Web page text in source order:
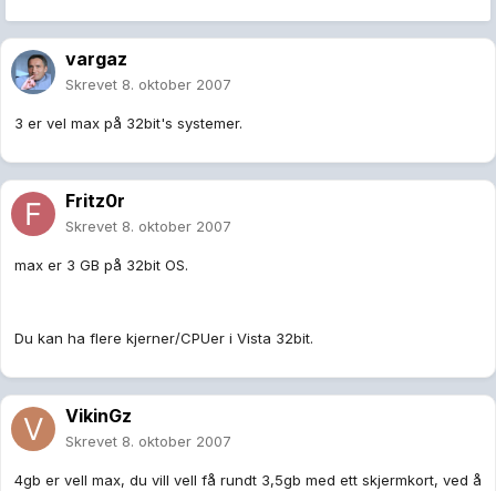
vargaz
Skrevet 8. oktober 2007
3 er vel max på 32bit's systemer.
Fritz0r
Skrevet 8. oktober 2007
max er 3 GB på 32bit OS.
Du kan ha flere kjerner/CPUer i Vista 32bit.
VikinGz
Skrevet 8. oktober 2007
4gb er vell max, du vill vell få rundt 3,5gb med ett skjermkort, ved å